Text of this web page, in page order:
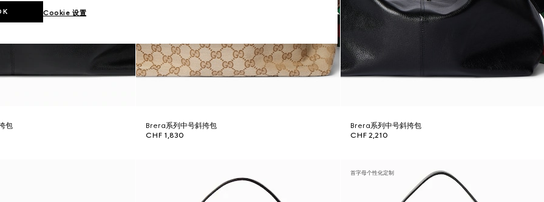
包
Brera系列中号斜挎包
CHF 1,830
Brera系列中号斜挎包
CHF 2,210
首字母个性化定制
Cookie 设置